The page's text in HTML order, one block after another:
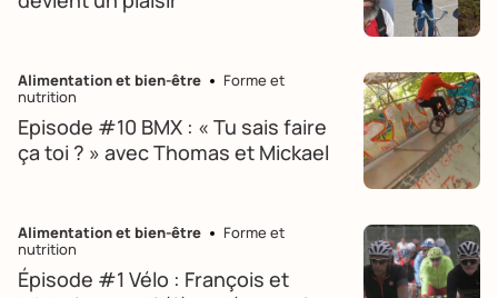
Alimentation et bien-être
Forme et
nutrition
Episode #10 BMX : « Tu sais faire
ça toi ? » avec Thomas et Mickael
Alimentation et bien-être
Forme et
nutrition
Épisode #1 Vélo : François et